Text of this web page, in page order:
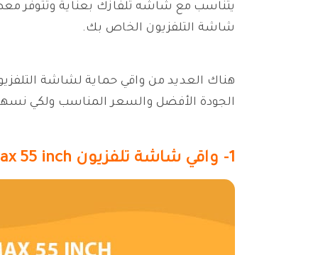
يتناسب مع شاشه تلفازك بعناية وتتوفر
شاشة التلفزيون الخاص بك.
هناك العديد من واقي حماية لشاشة
الجودة الأفضل والسعر المناسب ولكي نسهل عليك عناء
1- واقي شاشة تلفزيون Vizomax 55 inch